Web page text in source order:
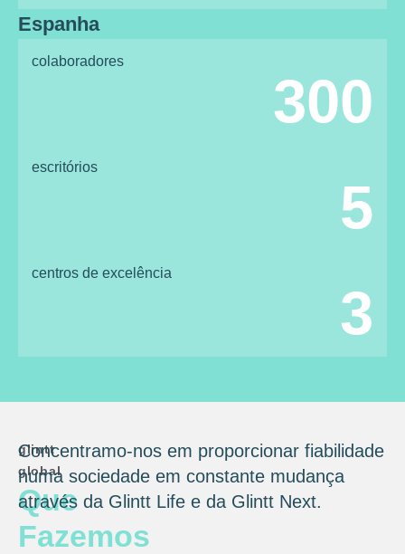
Espanha
colaboradores
300
escritórios
5
centros de excelência
3
glintt
global
Que
Fazemos
Concentramo-nos em proporcionar fiabilidade
numa sociedade em constante mudança
através da Glintt Life e da Glintt Next.